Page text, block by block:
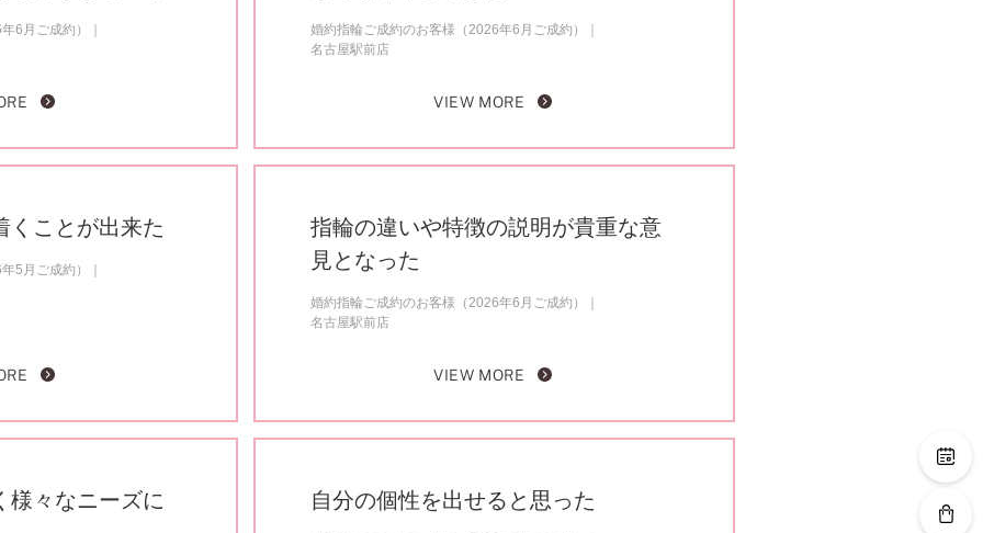
6月ご成約）
婚約指輪ご成約のお客様（2026年6月ご成約）
名古屋駅前店
VIEW MORE
くことが出来た
5月ご成約）
指輪の違いや特徴の説明が貴重な意
見となった
婚約指輪ご成約のお客様（2026年6月ご成約）
名古屋駅前店
VIEW MORE
様々なニーズに 自分の個性を出せると思った